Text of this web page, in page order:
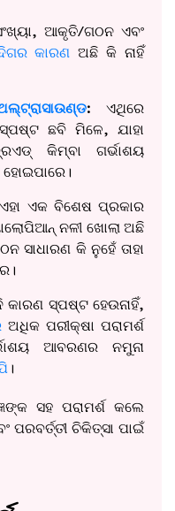
ଆକୃତି/ଗଠନ ଏବଂ
କାରଣ ଅଛି କି ନାହିଁ
: ଏଥିରେ
ଛବି ମିଳେ, ଯାହା
କିମ୍ବା ଗର୍ଭାଶୟ
ଏହା ଏକ ବିଶେଷ ପ୍ରକାର
ନଳୀ ଖୋଲା ଅଛି
ସାଧାରଣ କି ନୁହେଁ ତାହା
ସ୍ପଷ୍ଟ ହେଉନାହିଁ,
ଅଧିକ ପରୀକ୍ଷା ପରାମର୍ଶ
ଆବରଣର ନମୁନା
।
ସହ ପରାମର୍ଶ କଲେ
ଚିକିତ୍ସା ପାଇଁ